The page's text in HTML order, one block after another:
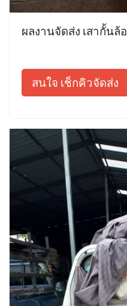
ผลงานจัดส่ง เสากั้นล้อ
สนใจ เช็กคิวจัดส่ง